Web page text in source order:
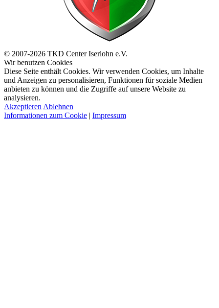
© 2007-2026 TKD Center Iserlohn e.V.
Wir benutzen Cookies
Diese Seite enthält Cookies. Wir verwenden Cookies, um Inhalte
und Anzeigen zu personalisieren, Funktionen für soziale Medien
anbieten zu können und die Zugriffe auf unsere Website zu
analysieren.
Akzeptieren Ablehnen
Informationen zum Cookie | Impressum